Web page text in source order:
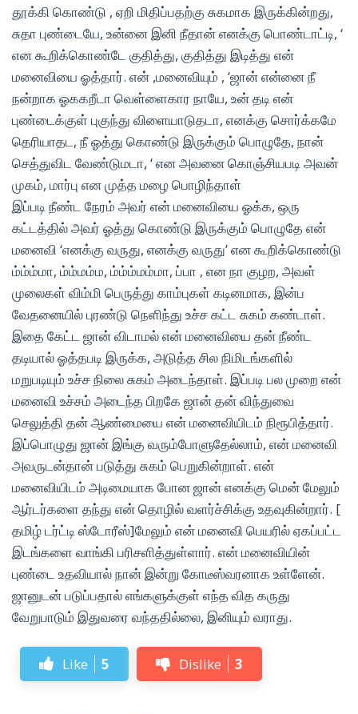
தூக்கி கொண்டு , ஏறி மிதிப்பதற்கு சுகமாக இருக்கின்றது,
சுதா புண்டையே, உன்னை இனி நீதான் எனக்கு பொண்டாட்டி, ‘
என கூறிக்கொண்டே குதித்து, குதித்து இடித்து என்
மனைவியை ஓத்தார். என் ,மனைவியும் , ‘ஜான் என்னை நீ
நன்றாக ஓககறீடா வெள்ளைகார நாயே, உன் தடி என்
புண்டைக்குள் புகுந்து விளையாடுதடா, எனக்கு சொர்க்கமே
தெரியாதட, நீ ஓத்து கொண்டு இருக்கும் பொழுதே, நான்
செத்துவிட வேண்டுமடா, ‘ என அவனை கொஞ்சியபடி அவன்
முகம், மார்பு என முத்த மழை பொழிந்தாள்
இப்படி நீண்ட நேரம் அவர் என் மனைவியை ஓக்க, ஒரு
கட்டத்தில் அவர் ஓத்து கொண்டு இருக்கும் பொழுதே என்
மனைவி ‘எனக்கு வருது, எனக்கு வருது’ என கூறிக்கொண்டு
ம்ம்ம்மா, ம்ம்மம்ம, ம்ம்ம்மம்மா, ப்பா , என நா குழற, அவள்
முலைகள் விம்மி பெருத்து காம்புகள் கடினமாக, இன்ப
வேதனையில் புரண்டு நெளிந்து உச்ச கட்ட சுகம் கண்டாள்.
இதை கேட்ட ஜான் விடாமல் என் மனைவியை தன் நீண்ட
தடியால் ஓத்தபடி இருக்க, அடுத்த சில நிமிடங்களில்
மறுபடியும் உச்ச நிலை சுகம் அடைந்தாள். இப்படி பல முறை என்
மனைவி உச்சம் அடைந்த பிறகே ஜான் தன் விந்துவை
செலுத்தி தன் ஆண்மையை என் மனைவியிடம் நிரூபித்தார்.
இப்பொழுது ஜான் இங்கு வரும்போளுதேல்லாம், என் மனைவி
அவருடன்தான் படுத்து சுகம் பெறுகின்றாள். என்
மனைவியிடம் அடிமையாக போன ஜான் எனக்கு மென் மேலும்
ஆர்டர்களை தந்து என் தொழில் வளர்ச்சிக்கு உதவுகின்றார். [
தமிழ் டர்ட்டி ஸ்டோரீஸ்]மேலும் என் மனைவி பெயரில் ஏகப்பட்ட
இடங்களை வாங்கி பரிசளித்துள்ளார். என் மனைவியின்
புண்டை உதவியால் நான் இன்று கோடீஸ்வரனாக உள்ளேன்.
ஜானுடன் படுப்பதால் எங்களுக்குள் எந்த வித கருது
வேறுபாடும் இதுவரை வந்ததில்லை, இனியும் வராது.
Like 5 Dislike 3